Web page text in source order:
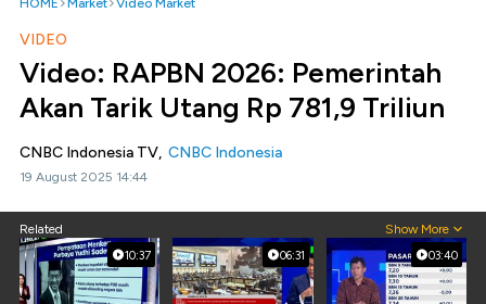
HOME Market Video Market
VIDEO
Video: RAPBN 2026: Pemerintah
Akan Tarik Utang Rp 781,9 Triliun
CNBC Indonesia TV, CNBC Indonesia
19 August 2025 14:44
Related Show More
10:37 06:31 03:40